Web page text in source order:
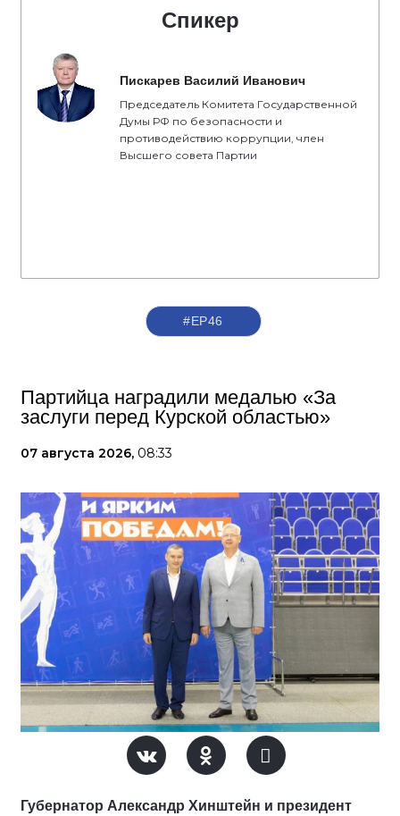
Спикер
Пискарев Василий Иванович
Председатель Комитета Государственной
Думы РФ по безопасности и
противодействию коррупции, член
Высшего совета Партии
#ЕР46
Партийца наградили медалью «За
заслуги перед Курской областью»
07 августа 2026, 08:33
Губернатор Александр Хинштейн и президент